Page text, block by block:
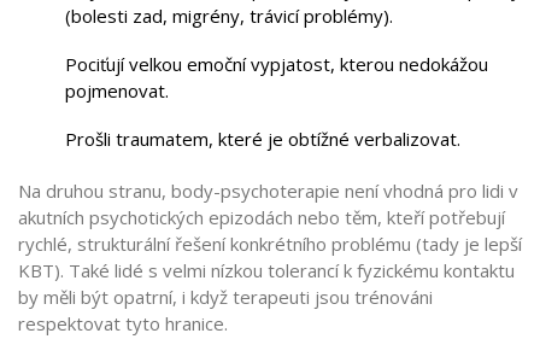
(bolesti zad, migrény, trávicí problémy).
Pociťují velkou emoční vypjatost, kterou nedokážou
pojmenovat.
Prošli traumatem, které je obtížné verbalizovat.
Na druhou stranu, body-psychoterapie není vhodná pro lidi v
akutních psychotických epizodách nebo těm, kteří potřebují
rychlé, strukturální řešení konkrétního problému (tady je lepší
KBT). Také lidé s velmi nízkou tolerancí k fyzickému kontaktu
by měli být opatrní, i když terapeuti jsou trénováni
respektovat tyto hranice.